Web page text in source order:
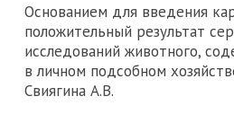
Основанием для введения
положительный результат
исследований животного,
в личном подсобном
Свиягина А.В.